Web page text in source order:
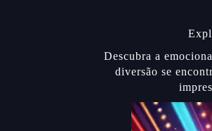
Descubra a
diversão se